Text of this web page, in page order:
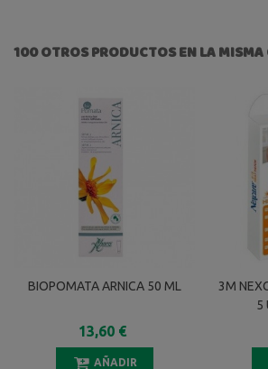
100 OTROS PRODUCTOS EN LA MISMA
BIOPOMATA ARNICA 50 ML
13,60 €
AÑADIR
3M
5